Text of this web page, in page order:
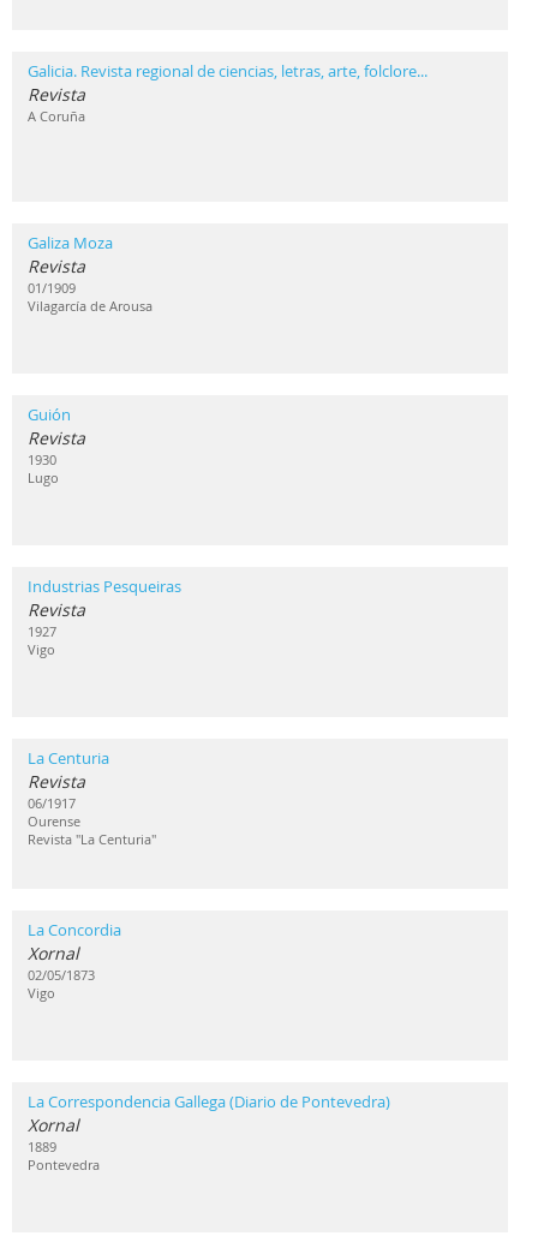
Galicia. Revista regional de ciencias, letras, arte, folclore...
Revista
A Coruña
Galiza Moza
Revista
01/1909
Vilagarcía de Arousa
Guión
Revista
1930
Lugo
Industrias Pesqueiras
Revista
1927
Vigo
La Centuria
Revista
06/1917
Ourense
Revista "La Centuria"
La Concordia
Xornal
02/05/1873
Vigo
La Correspondencia Gallega (Diario de Pontevedra)
Xornal
1889
Pontevedra